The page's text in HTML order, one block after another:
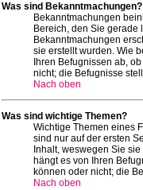
Was sind Bekanntmachungen?
Bekanntmachungen
Bereich, den Sie gerade
Bekanntmachungen
sie erstellt wurden. Wie
Ihren Befugnissen ab,
nicht; die Befugnisse
Nach oben
Was sind wichtige Themen?
Wichtige Themen eines
sind nur auf der ersten
Inhalt, weswegen Sie
hängt es von Ihren
können oder nicht; die
Nach oben